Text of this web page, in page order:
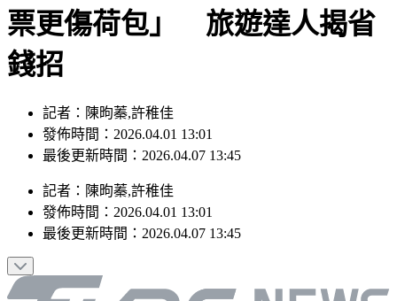
票更傷荷包」 旅遊達人揭省
錢招
記者：陳昫蓁,許稚佳
發佈時間：2026.04.01 13:01
最後更新時間：2026.04.07 13:45
記者 ： 陳昫蓁,許稚佳
發佈時間： 2026.04.01 13:01
最後更新時間： 2026.04.07 13:45